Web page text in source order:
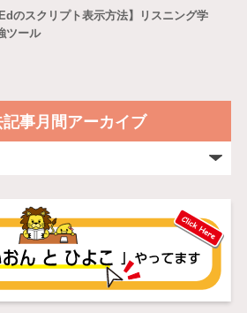
Edのスクリプト表示方法】リスニング学
ツール
事月間アーカイブ